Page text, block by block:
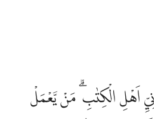
اَهْلِ الْكِتٰبِ ۗ مَنْ يَّعْمَلْ